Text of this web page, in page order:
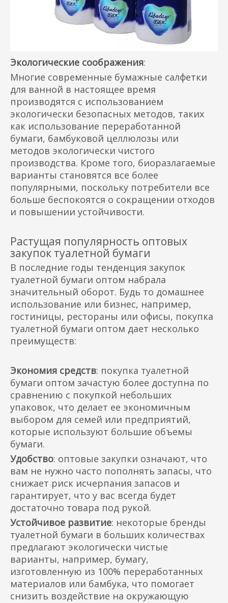
Экологические соображения:
Многие современные бумажные салфетки
для ванной в настоящее время
производятся с использованием
экологически безопасных методов, таких
как использование переработанной
бумаги, бамбуковой целлюлозы или
методов экологически чистого
производства. Кроме того, биоразлагаемые
варианты становятся все более
популярными, поскольку потребители все
больше беспокоятся о сокращении отходов
и повышении устойчивости.
Растущая популярность оптовых
закупок туалетной бумаги
В последние годы тенденция закупок
туалетной бумаги оптом набрала
значительный оборот. Будь то домашнее
использование или бизнес, например,
гостиницы, рестораны или офисы, покупка
туалетной бумаги оптом дает несколько
преимуществ:
Экономия средств: покупка туалетной
бумаги оптом зачастую более доступна по
сравнению с покупкой небольших
упаковок, что делает ее экономичным
выбором для семей или предприятий,
которые используют большие объемы
бумаги.
Удобство: оптовые закупки означают, что
вам не нужно часто пополнять запасы, что
снижает риск исчерпания запасов и
гарантирует, что у вас всегда будет
достаточно товара под рукой.
Устойчивое развитие: некоторые бренды
туалетной бумаги в больших количествах
предлагают экологически чистые
варианты, например, бумагу,
изготовленную из 100% переработанных
материалов или бамбука, что помогает
снизить воздействие на окружающую